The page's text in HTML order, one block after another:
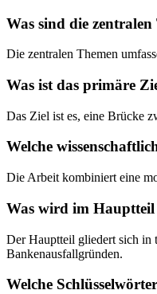
Was sind die
Die zentralen Themen
Was ist das primäre
Das Ziel ist es, eine Brücke
Welche
Die Arbeit kombiniert eine
Was wird im
Der Hauptteil gliedert sich in
Bankenausfallgründen.
Welche